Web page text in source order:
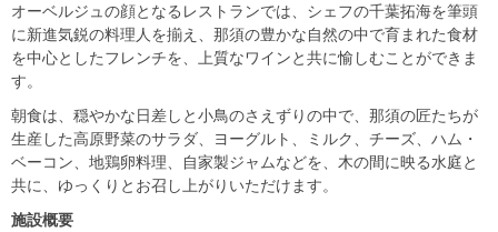
オーベルジュの顔となるレストランでは、シェフの千葉拓海を筆頭
に新進気鋭の料理人を揃え、那須の豊かな自然の中で育まれた食材
を中心としたフレンチを、上質なワインと共に愉しむことができま
す。
朝食は、穏やかな日差しと小鳥のさえずりの中で、那須の匠たちが
生産した高原野菜のサラダ、ヨーグルト、ミルク、チーズ、ハム・
ベーコン、地鶏卵料理、自家製ジャムなどを、木の間に映る水庭と
共に、ゆっくりとお召し上がりいただけます。
施設概要